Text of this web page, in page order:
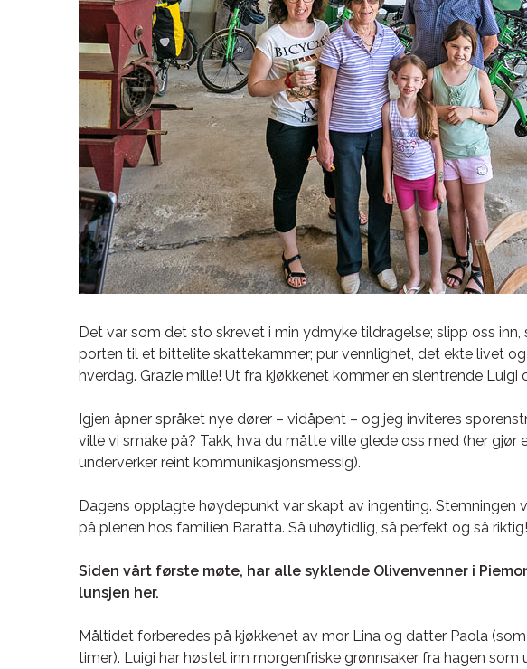
Det var som det sto skrevet i min ydmyke tildragelse; slipp oss
porten til et bittelite skattekammer; pur vennlighet, det ekte livet
hverdag. Grazie mille! Ut fra kjøkkenet kommer en slentrende Luigi
Igjen åpner språket nye dører – vidåpent – og jeg inviteres
ville vi smake på? Takk, hva du måtte ville glede oss med (her gjør
underverker reint kommunikasjonsmessig).
Dagens opplagte høydepunkt var skapt av ingenting. Stemningen
på plenen hos familien Baratta. Så uhøytidlig, så perfekt og så riktig!
Siden vårt første møte, har alle syklende Olivenvenner i
lunsjen her.
Måltidet forberedes på kjøkkenet av mor Lina og datter Paola
timer). Luigi har høstet inn morgenfriske grønnsaker fra hagen som